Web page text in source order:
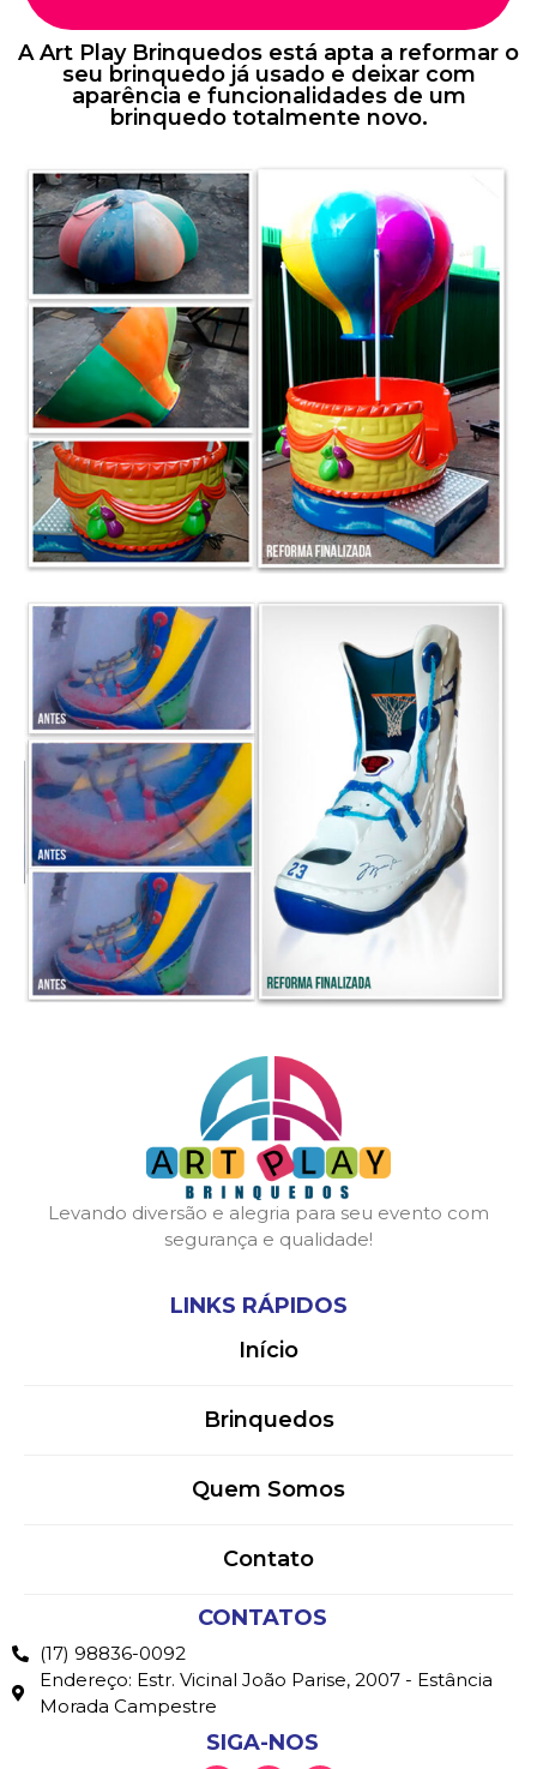
A Art Play Brinquedos está apta a reformar o
seu brinquedo já usado e deixar com
aparência e funcionalidades de um
brinquedo totalmente novo.
Levando diversão e alegria para seu evento com
segurança e qualidade!
LINKS RÁPIDOS
Início
Brinquedos
Quem Somos
Contato
CONTATOS
(17) 98836-0092
Endereço: Estr. Vicinal João Parise, 2007 - Estância
Morada Campestre
SIGA-NOS